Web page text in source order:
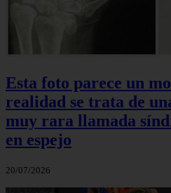
Esta foto parece un
realidad se trata de
muy rara llamada
en espejo
20/07/2026